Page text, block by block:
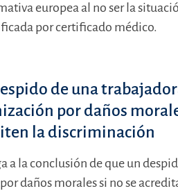
europea al no ser la
por certificado médico.
de una
por daños
la discriminación
a la conclusión de que un
daños morales si no se